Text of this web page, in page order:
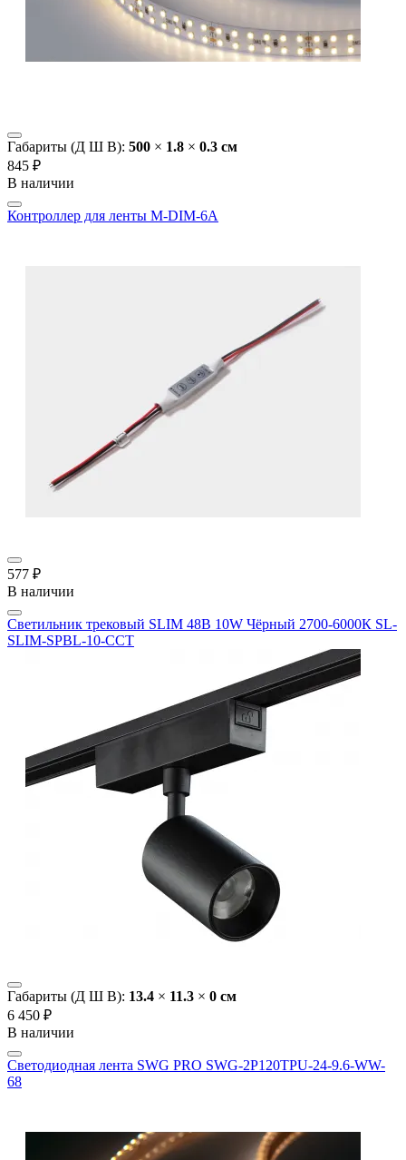
Габариты (Д Ш В): 500 × 1.8 × 0.3 cм
845 ₽
В наличии
Контроллер для ленты M-DIM-6А
577 ₽
В наличии
Светильник трековый SLIM 48В 10W Чёрный 2700-6000К SL-
SLIM-SPBL-10-CCT
Габариты (Д Ш В): 13.4 × 11.3 × 0 cм
6 450 ₽
В наличии
Светодиодная лента SWG PRO SWG-2P120TPU-24-9.6-WW-
68